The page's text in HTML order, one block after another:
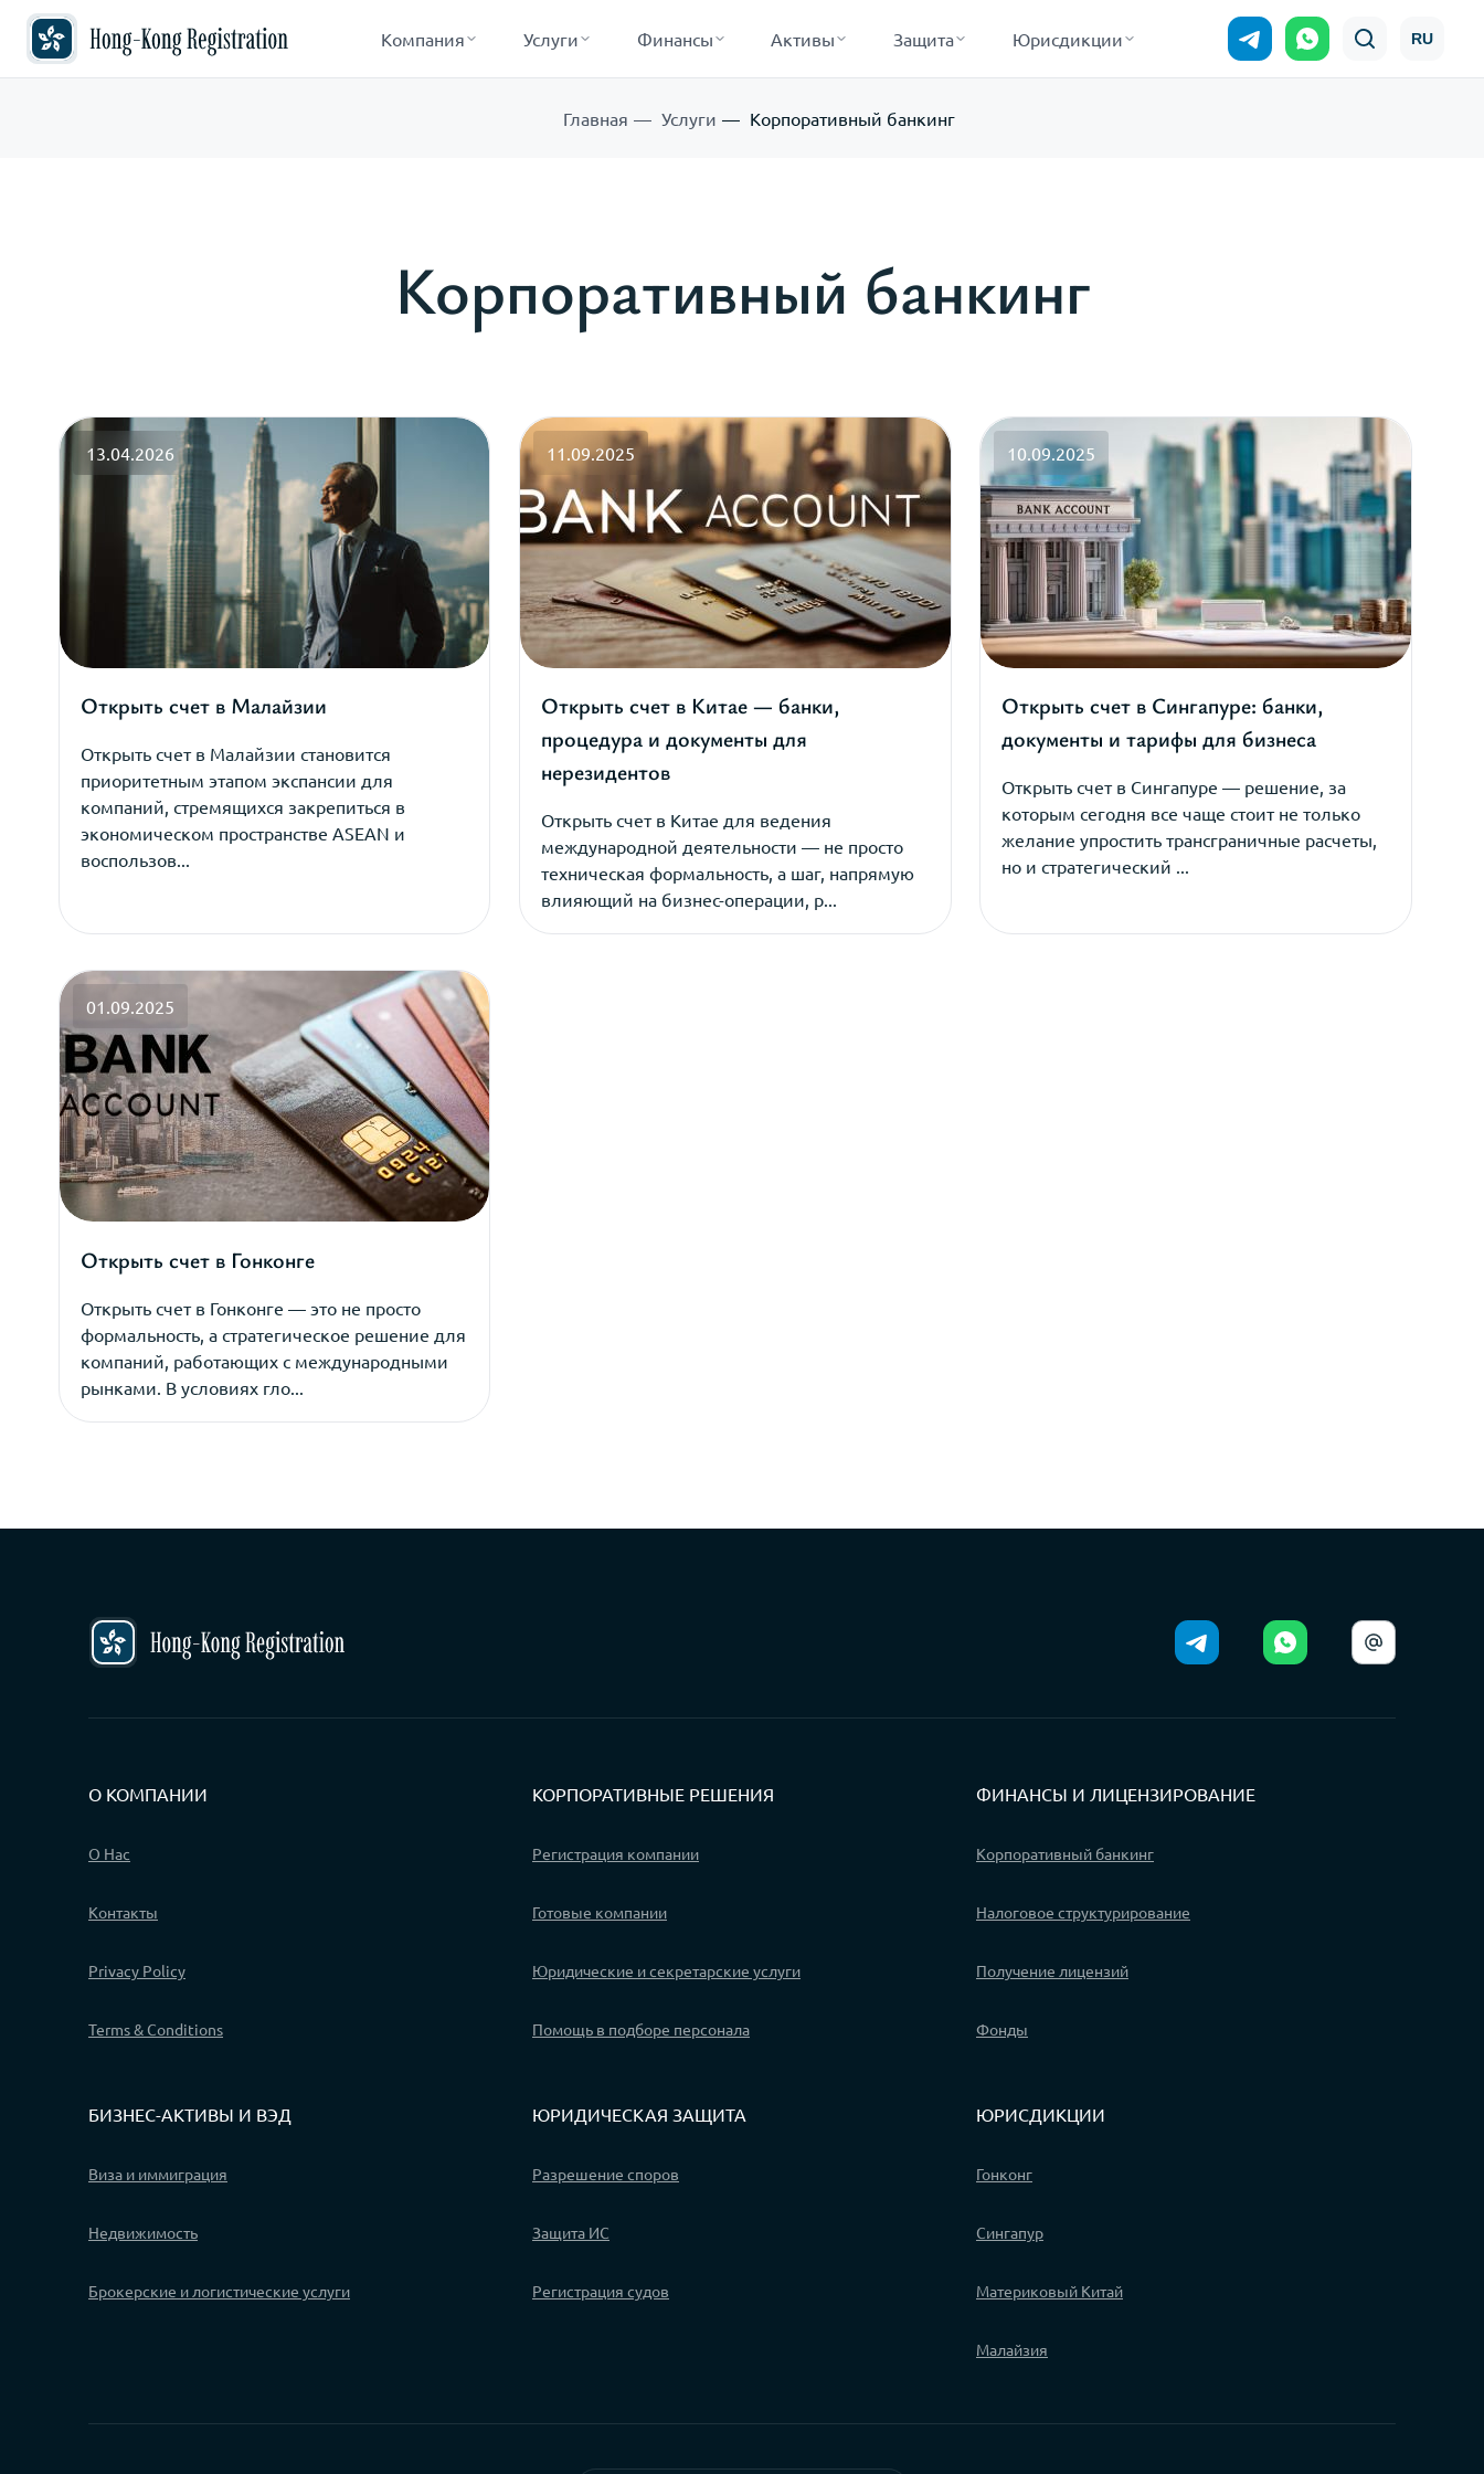
Компания Услуги Финансы Активы Защита Юрисдикции RU
Главная Услуги Корпоративный банкинг
Корпоративный банкинг
13.04.2026
Открыть счет в Малайзии
Открыть счет в Малайзии становится
приоритетным этапом экспансии для
компаний, стремящихся закрепиться в
экономическом пространстве ASEAN и
воспользов...
11.09.2025
Открыть счет в Китае — банки,
процедура и документы для
нерезидентов
Открыть счет в Китае для ведения
международной деятельности — не просто
техническая формальность, а шаг, напрямую
влияющий на бизнес-операции, р...
10.09.2025
Открыть счет в Сингапуре: банки,
документы и тарифы для бизнеса
Открыть счет в Сингапуре — решение, за
которым сегодня все чаще стоит не только
желание упростить трансграничные расчеты,
но и стратегический ...
01.09.2025
Открыть счет в Гонконге
Открыть счет в Гонконге — это не просто
формальность, а стратегическое решение для
компаний, работающих с международными
рынками. В условиях гло...
О КОМПАНИИ
О Нас
Контакты
Privacy Policy
Terms & Conditions
КОРПОРАТИВНЫЕ РЕШЕНИЯ
Регистрация компании
Готовые компании
Юридические и секретарские услуги
Помощь в подборе персонала
ФИНАНСЫ И ЛИЦЕНЗИРОВАНИЕ
Корпоративный банкинг
Налоговое структурирование
Получение лицензий
Фонды
БИЗНЕС-АКТИВЫ И ВЭД
Виза и иммиграция
Недвижимость
Брокерские и логистические услуги
ЮРИДИЧЕСКАЯ ЗАЩИТА
Разрешение споров
Защита ИС
Регистрация судов
ЮРИСДИКЦИИ
Гонконг
Сингапур
Материковый Китай
Малайзия